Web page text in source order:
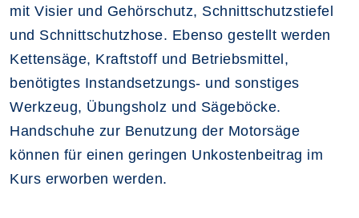
mit Visier und Gehörschutz, Schnittschutzstiefel
und Schnittschutzhose. Ebenso gestellt werden
Kettensäge, Kraftstoff und Betriebsmittel,
benötigtes Instandsetzungs- und sonstiges
Werkzeug, Übungsholz und Sägeböcke.
Handschuhe zur Benutzung der Motorsäge
können für einen geringen Unkostenbeitrag im
Kurs erworben werden.